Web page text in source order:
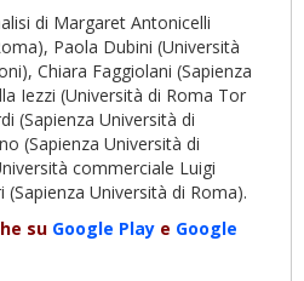
di Margaret Antonicelli
Paola Dubini (Università
Chiara Faggiolani (Sapienza
Iezzi (Università di Roma Tor
(Sapienza Università di
(Sapienza Università di
commerciale Luigi
Università di Roma).
su Google Play e Google